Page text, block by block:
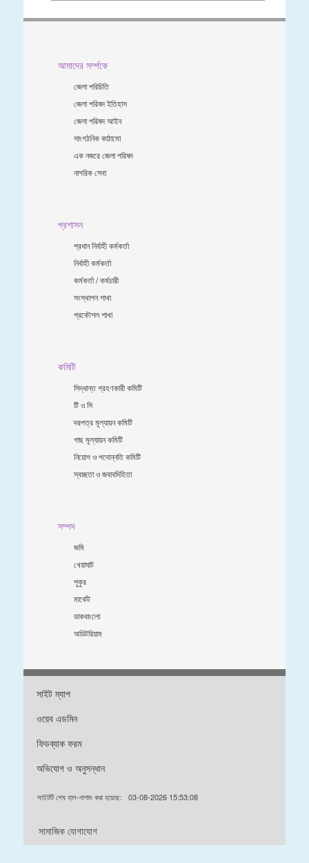
আমাদের সর্ম্পকে
জেলা পরিচিতি
জেলা পরিষদ ইতিহাস
জেলা পরিষদ আইন
সাংগঠনিক কাঠামো
এক নজরে জেলা পরিষদ
নাগরিক সেবা
প্রশাসন
প্রধান নির্বাহী কর্মকর্তা
নির্বাহী কর্মকর্তা
কর্মকর্তা / কর্মচারী
সংস্থাপন শাখা
প্রকৌশল শাখা
কমিটি
সিদ্ধান্ত গ্রহণকারী কমিটি
টি ও সি
দরপত্র মূল্যায়ন কমিটি
গাছ মূল্যায়ন কমিটি
নিয়োগ ও পদোন্নতি কমিটি
স্বচ্ছতা ও জবাবদিহিতা
সম্পদ
জমি
খেয়াঘাট
পুকুর
মার্কেট
ডাকবাংলো
অডিটরিয়াম
সাইট ম্যাপ
ওয়েব এডমিন
ফিডব্যাক ফরম
অভিযোগ ও অনুসন্ধান
সাইটটি শেষ হাল-নাগাদ করা হয়েছে: 03-08-2026 15:53:08
সামাজিক যোগাযোগ